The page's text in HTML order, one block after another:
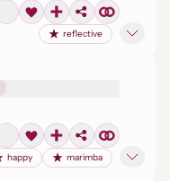
reflective
happy marimba